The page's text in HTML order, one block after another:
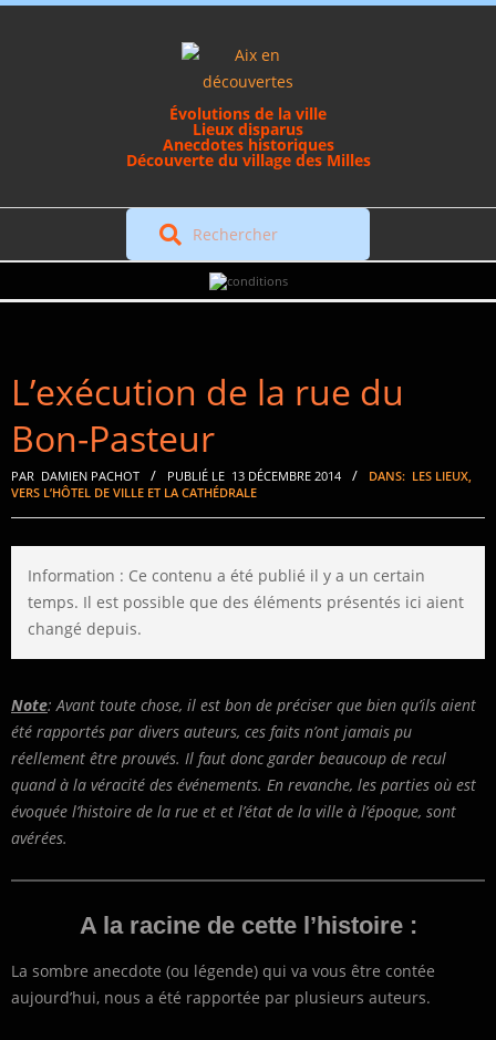
Évolutions de la ville
Lieux disparus
Anecdotes historiques
Découverte du village des Milles
Rechercher
Navigation
L’exécution de la rue du
Bon-Pasteur
PAR DAMIEN PACHOT PUBLIÉ LE 13 DÉCEMBRE 2014 DANS: LES LIEUX,
VERS L’HÔTEL DE VILLE ET LA CATHÉDRALE
Information : Ce contenu a été publié il y a un certain
temps. Il est possible que des éléments présentés ici aient
changé depuis.
Note: Avant toute chose, il est bon de préciser que bien qu’ils aient
été rapportés par divers auteurs, ces faits n’ont jamais pu
réellement être prouvés. Il faut donc garder beaucoup de recul
quand à la véracité des événements. En revanche, les parties où est
évoquée l’histoire de la rue et et l’état de la ville à l’époque, sont
avérées.
A la racine de cette l’histoire :
La sombre anecdote (ou légende) qui va vous être contée
aujourd’hui, nous a été rapportée par plusieurs auteurs.